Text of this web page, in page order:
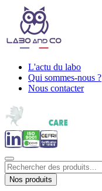
L'actu du labo
Qui sommes-nous ?
Nous contacter
Nos produits